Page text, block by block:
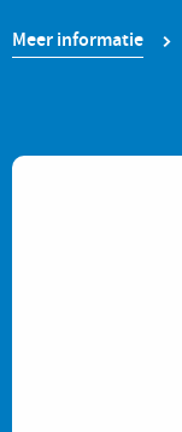
Meer informatie